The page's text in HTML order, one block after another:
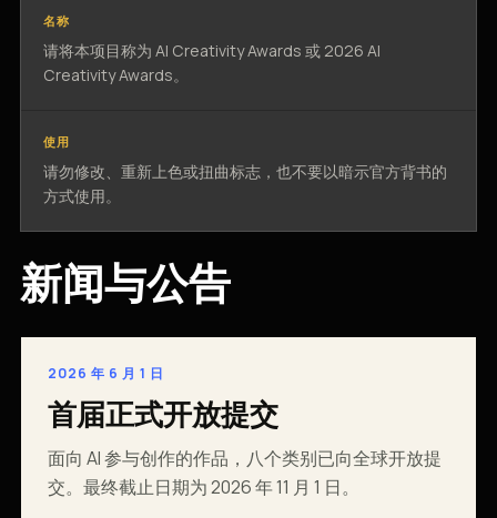
名称
请将本项目称为 AI Creativity Awards 或 2026 AI
Creativity Awards。
使用
请勿修改、重新上色或扭曲标志，也不要以暗示官方背书的
方式使用。
新闻与公告
2026 年 6 月 1 日
首届正式开放提交
面向 AI 参与创作的作品，八个类别已向全球开放提
交。最终截止日期为 2026 年 11 月 1 日。